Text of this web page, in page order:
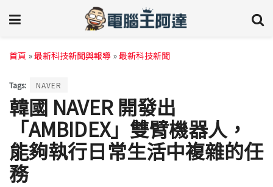
首頁 »最新科技新聞與報導 »最新科技新聞
Tags: NAVER
韓國 NAVER 開發出
「AMBIDEX」雙臂機器人，
能夠執行日常生活中複雜的任
務